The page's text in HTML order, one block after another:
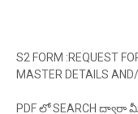
S2 FORM :REQUEST
MASTER DETAILS
PDF లో SEARCH